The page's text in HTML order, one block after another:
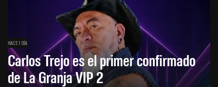
HACE 1 DÍA
Carlos Trejo es el primer confirmado
de La Granja VIP 2